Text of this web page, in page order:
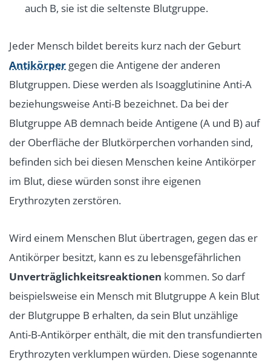
auch B, sie ist die seltenste Blutgruppe.
Jeder Mensch bildet bereits kurz nach der Geburt
Antikörper gegen die Antigene der anderen
Blutgruppen. Diese werden als Isoagglutinine Anti-A
beziehungsweise Anti-B bezeichnet. Da bei der
Blutgruppe AB demnach beide Antigene (A und B) auf
der Oberfläche der Blutkörperchen vorhanden sind,
befinden sich bei diesen Menschen keine Antikörper
im Blut, diese würden sonst ihre eigenen
Erythrozyten zerstören.
Wird einem Menschen Blut übertragen, gegen das er
Antikörper besitzt, kann es zu lebensgefährlichen
Unverträglichkeitsreaktionen kommen. So darf
beispielsweise ein Mensch mit Blutgruppe A kein Blut
der Blutgruppe B erhalten, da sein Blut unzählige
Anti-B-Antikörper enthält, die mit den transfundierten
Erythrozyten verklumpen würden. Diese sogenannte